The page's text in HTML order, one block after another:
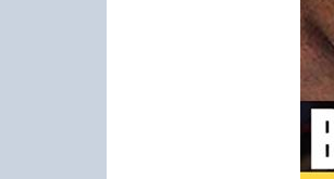
Spanish Autumn